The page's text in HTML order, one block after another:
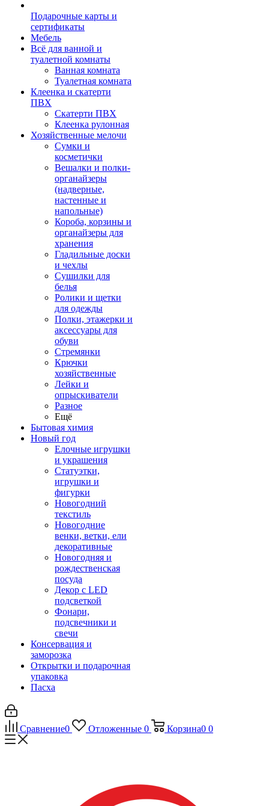
Подарочные карты и
сертификаты
Мебель
Всё для ванной и
туалетной комнаты
Ванная комната
Туалетная комната
Клеенка и скатерти
ПВХ
Скатерти ПВХ
Клеенка рулонная
Хозяйственные мелочи
Сумки и
косметички
Вешалки и полки-
органайзеры
(надверные,
настенные и
напольные)
Короба, корзины и
органайзеры для
хранения
Гладильные доски
и чехлы
Сушилки для
белья
Ролики и щетки
для одежды
Полки, этажерки и
аксессуары для
обуви
Стремянки
Крючки
хозяйственные
Лейки и
опрыскиватели
Разное
Ещё
Бытовая химия
Новый год
Елочные игрушки
и украшения
Статуэтки,
игрушки и
фигурки
Новогодний
текстиль
Новогодние
венки, ветки, ели
декоративные
Новогодняя и
рождественская
посуда
Декор с LED
подсветкой
Фонари,
подсвечники и
свечи
Консервация и
заморозка
Открытки и подарочная
упаковка
Пасха
Сравнение0 Отложенные 0 Корзина0 0